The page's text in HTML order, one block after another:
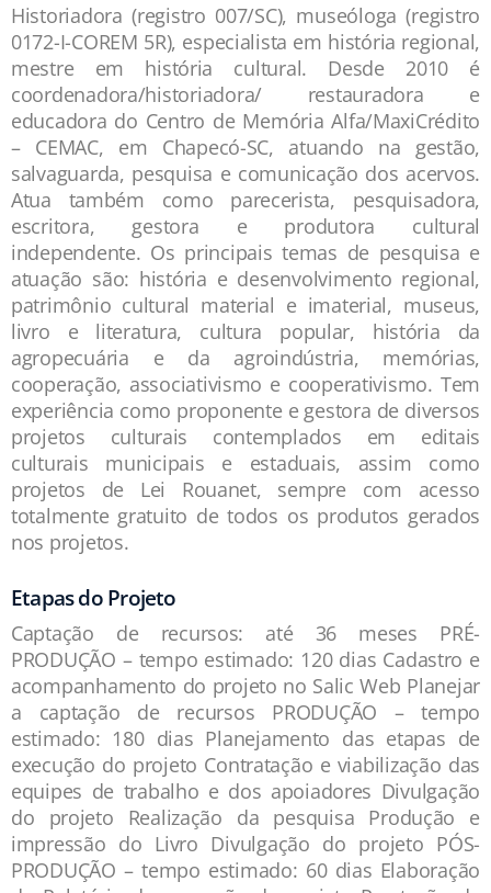
Historiadora (registro 007/SC), museóloga (registro
0172-I-COREM 5R), especialista em história regional,
mestre em história cultural. Desde 2010 é
coordenadora/historiadora/ restauradora e
educadora do Centro de Memória Alfa/MaxiCrédito
– CEMAC, em Chapecó-SC, atuando na gestão,
salvaguarda, pesquisa e comunicação dos acervos.
Atua também como parecerista, pesquisadora,
escritora, gestora e produtora cultural
independente. Os principais temas de pesquisa e
atuação são: história e desenvolvimento regional,
patrimônio cultural material e imaterial, museus,
livro e literatura, cultura popular, história da
agropecuária e da agroindústria, memórias,
cooperação, associativismo e cooperativismo. Tem
experiência como proponente e gestora de diversos
projetos culturais contemplados em editais
culturais municipais e estaduais, assim como
projetos de Lei Rouanet, sempre com acesso
totalmente gratuito de todos os produtos gerados
nos projetos.
Etapas do Projeto
Captação de recursos: até 36 meses PRÉ-
PRODUÇÃO – tempo estimado: 120 dias Cadastro e
acompanhamento do projeto no Salic Web Planejar
a captação de recursos PRODUÇÃO – tempo
estimado: 180 dias Planejamento das etapas de
execução do projeto Contratação e viabilização das
equipes de trabalho e dos apoiadores Divulgação
do projeto Realização da pesquisa Produção e
impressão do Livro Divulgação do projeto PÓS-
PRODUÇÃO – tempo estimado: 60 dias Elaboração